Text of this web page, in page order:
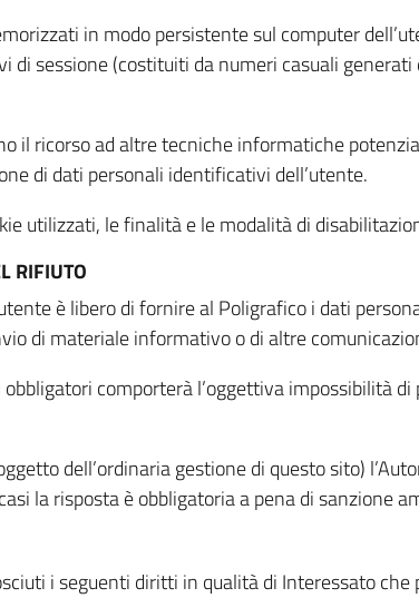
in modo persistente sul computer
sessione (costituiti da numeri casuali generati
il ricorso ad altre tecniche informatiche
di dati personali identificativi dell’utente.
utilizzati, le finalità e le modalità di
RIFIUTO
è libero di fornire al Poligrafico i dati
di materiale informativo o di altre
comporterà l’oggettiva impossibilità
dell’ordinaria gestione di questo sito)
la risposta è obbligatoria a pena di sanzione
i seguenti diritti in qualità di Interessato